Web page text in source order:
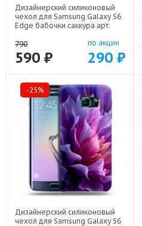
Дизайнерский силиконовый
чехол для Samsung Galaxy S6
Edge бабочки саккура арт:
790
590 ₽
по акции
290 ₽
-25%
Дизайнерский силиконовый
чехол для Samsung Galaxy S6